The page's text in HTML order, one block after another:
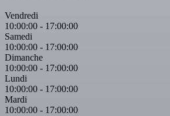
Vendredi
10:00:00 - 17:00:00
Samedi
10:00:00 - 17:00:00
Dimanche
10:00:00 - 17:00:00
Lundi
10:00:00 - 17:00:00
Mardi
10:00:00 - 17:00:00